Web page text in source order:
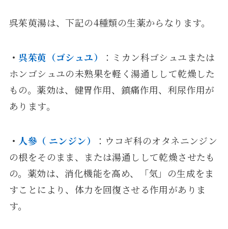
呉茱萸湯は、下記の4種類の生薬からなります。
・ 呉茱萸（ゴシュユ）
：ミカン科ゴシュユまたは
ホンゴシュユの未熟果を軽く湯通しして乾燥した
もの。薬効は、健胃作用、鎮痛作用、利尿作用が
あります。
・ 人參（ ニンジン）
：ウコギ科のオタネニンジン
の根をそのまま、または湯通しして乾燥させたも
の。薬効は、消化機能を高め、「気」の生成をま
すことにより、体力を回復させる作用がありま
す。